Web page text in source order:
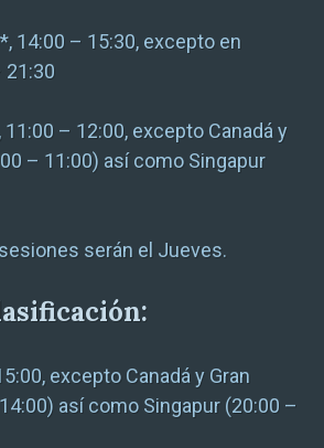
14:00 – 15:30, excepto en
21:30
11:00 – 12:00, excepto Canadá y
– 11:00) así como Singapur
serán el Jueves.
excepto Canadá y Gran
así como Singapur (20:00 –